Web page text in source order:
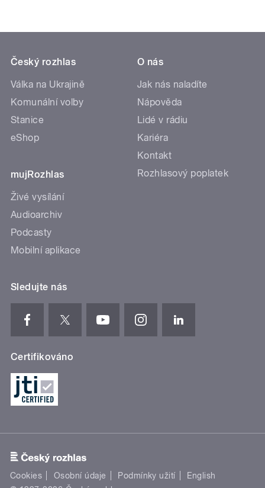
Český rozhlas
Válka na Ukrajině
Komunální volby
Stanice
eShop
mujRozhlas
Živé vysílání
Audioarchiv
Podcasty
Mobilní aplikace
O nás
Jak nás naladíte
Nápověda
Lidé v rádiu
Kariéra
Kontakt
Rozhlasový poplatek
Sledujte nás
Certifikováno
Cookies Osobní údaje Podmínky užití
English